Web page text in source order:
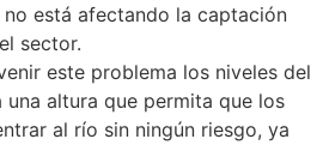
está afectando la captación
sector.
este problema los niveles del
una altura que permita que los
al río sin ningún riesgo, ya